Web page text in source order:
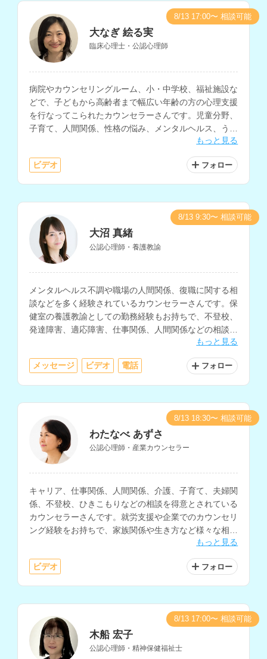
大なぎ 絵る実
臨床心理士・公認心理師
病院やカウンセリングルーム、小・中学校、福祉施設な
どで、子どもから高齢者まで幅広い年齢の方の心理支援
を行なってこられたカウンセラーさんです。児童分野、
子育て、人間関係、性格の悩み、メンタルヘルス、うつ
等の相談を得意とされており、英語での相談も可能で
もっと見る
ビデオ フォロー
8/13 17:00〜 相談可能
大沼 真緒
公認心理師・養護教諭
メンタルヘルス不調や職場の人間関係、復職に関する相
談などを多く経験されているカウンセラーさんです。保
健室の養護教諭としての勤務経験もお持ちで、不登校、
発達障害、適応障害、仕事関係、人間関係などの相談も
もっと見る
メッセージ ビデオ 電話 フォロー
8/13 9:30〜 相談可能
わたなべ あずさ
公認心理師・産業カウンセラー
キャリア、仕事関係、人間関係、介護、子育て、夫婦関
係、不登校、ひきこもりなどの相談を得意とされている
カウンセラーさんです。就労支援や企業でのカウンセリ
ング経験をお持ちで、家族関係や生き方など様々な相談
もっと見る
ビデオ フォロー
8/13 18:30〜 相談可能
木船 宏子
公認心理師・精神保健福祉士
8/13 17:00〜 相談可能